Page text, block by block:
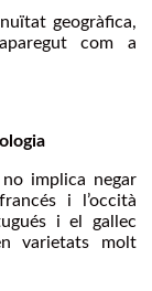
geogràfica,
com a
implica negar
i l’occità
i el gallec
varietats molt